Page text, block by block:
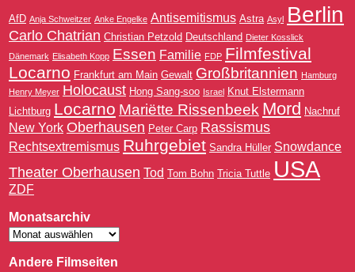
AfD Anja Schweitzer Anke Engelke Antisemitismus Astra Asyl Berlin
Carlo Chatrian Christian Petzold Deutschland Dieter Kosslick
Dänemark Elisabeth Kopp Essen Familie FDP Filmfestival
Locarno Frankfurt am Main Gewalt Großbritannien Hamburg
Henry Meyer Holocaust Hong Sang-soo Israel Knut Elstermann
Lichtburg Locarno Mariëtte Rissenbeek Mord Nachruf
New York Oberhausen Peter Carp Rassismus
Rechtsextremismus Ruhrgebiet Sandra Hüller Snowdance
Theater Oberhausen Tod Tom Bohn Tricia Tuttle USA
ZDF
Monatsarchiv
Andere Filmseiten